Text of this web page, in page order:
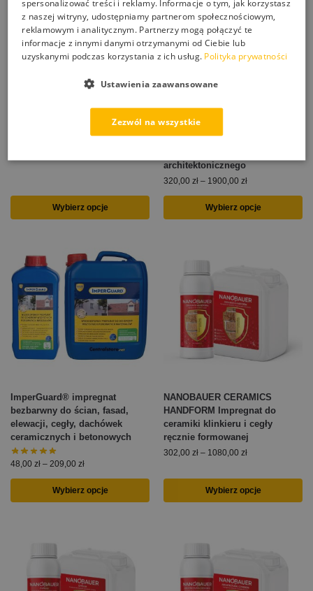
EKSIL EI-13 impregnat do
ogrodzeń betonowych i
Wybierz opcje
HWB 50 impregnat bezbarwny
hydrofobowy do murów, betonu
łupanego, ogrodzeń w
architektonicznego
320,00 zł – 1900,00 zł
Wybierz opcje
ImperGuard® impregnat
bezbarwny do ścian, fasad,
elewacji, cegły, dachówek
ceramicznych i betonowych
48,00 zł – 209,00 zł
Wybierz opcje
NANOBAUER CERAMICS
HANDFORM Impregnat do
ceramiki klinkieru i cegły
ręcznie formowanej
302,00 zł – 1080,00 zł
Wybierz opcje
spersonalizować treści i reklamy. Informacje o tym, jak korzystasz
z naszej witryny, udostępniamy partnerom społecznościowym,
reklamowym i analitycznym. Partnerzy mogą połączyć te
informacje z innymi danymi otrzymanymi od Ciebie lub
uzyskanymi podczas korzystania z ich usług. Polityka prywatności
Zezwól na wszystkie
Ustawienia zaawansowane